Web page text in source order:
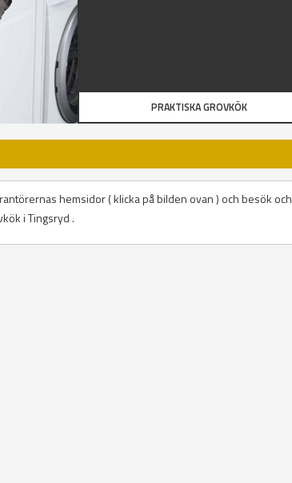
PRAKTISKA GROVKÖK
hemsidor ( klicka på bilden ovan ) och besök och
i Tingsryd .